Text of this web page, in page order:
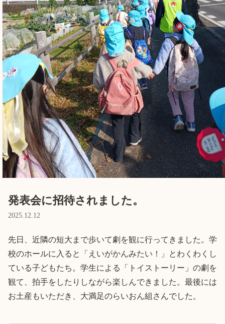
投資家情報 採用情報
English
ホーム
利用者の声
プライバシーポリシー
発表会に招待されました。
2025.12.12
先日、近隣の短大まで歩いて劇を観に行ってきました。学
校のホールに入ると「えいがかんみたい！」とわくわくし
ている子どもたち。学生による「トイストーリー」の劇を
観て、拍手をしたりしながら楽しんできました。最後には
お土産もいただき、大満足のらいおん組さんでした。